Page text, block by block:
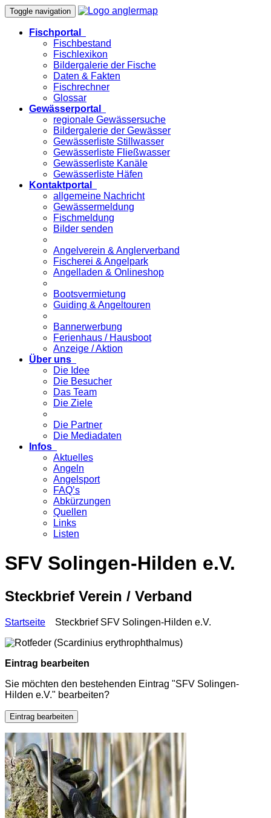
Toggle navigation
Fischportal
Fischbestand
Fischlexikon
Bildergalerie der Fische
Daten & Fakten
Fischrechner
Glossar
Gewässerportal
regionale Gewässersuche
Bildergalerie der Gewässer
Gewässerliste Stillwasser
Gewässerliste Fließwasser
Gewässerliste Kanäle
Gewässerliste Häfen
Kontaktportal
allgemeine Nachricht
Gewässermeldung
Fischmeldung
Bilder senden
Angelverein & Anglerverband
Fischerei & Angelpark
Angelladen & Onlineshop
Bootsvermietung
Guiding & Angeltouren
Bannerwerbung
Ferienhaus / Hausboot
Anzeige / Aktion
Über uns
Die Idee
Die Besucher
Das Team
Die Ziele
Die Partner
Die Mediadaten
Infos
Aktuelles
Angeln
Angelsport
FAQ’s
Abkürzungen
Quellen
Links
Listen
SFV Solingen-Hilden e.V.
Steckbrief Verein / Verband
Startseite Steckbrief SFV Solingen-Hilden e.V.
Eintrag bearbeiten
Sie möchten den bestehenden Eintrag "SFV Solingen-
Hilden e.V." bearbeiten?
Eintrag bearbeiten